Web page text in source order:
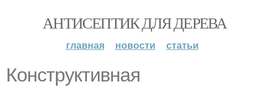
АНТИСЕПТИК ДЛЯ ДЕРЕВА
главная новости статьи
Конструктивная